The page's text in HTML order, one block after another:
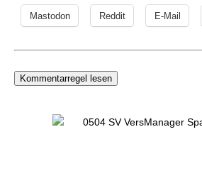
Mastodon Reddit E-Mail
Kommentarregel lesen